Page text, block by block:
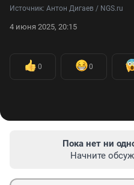
Источник: Антон Дигаев / NGS.ru
4 июня 2025, 20:15
0 0
Пока нет ни
Начните